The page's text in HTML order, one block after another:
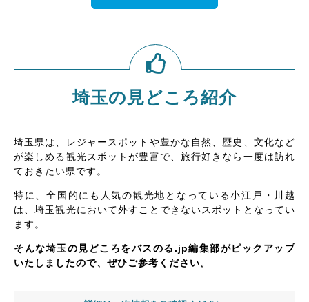
埼玉の見どころ紹介
埼玉県は、レジャースポットや豊かな自然、歴史、文化など
が楽しめる観光スポットが豊富で、旅行好きなら一度は訪れ
ておきたい県です。
特に、全国的にも人気の観光地となっている小江戸・川越
は、埼玉観光において外すことできないスポットとなってい
ます。
そんな埼玉の見どころをバスのる.jp編集部がピックアップ
いたしましたので、ぜひご参考ください。